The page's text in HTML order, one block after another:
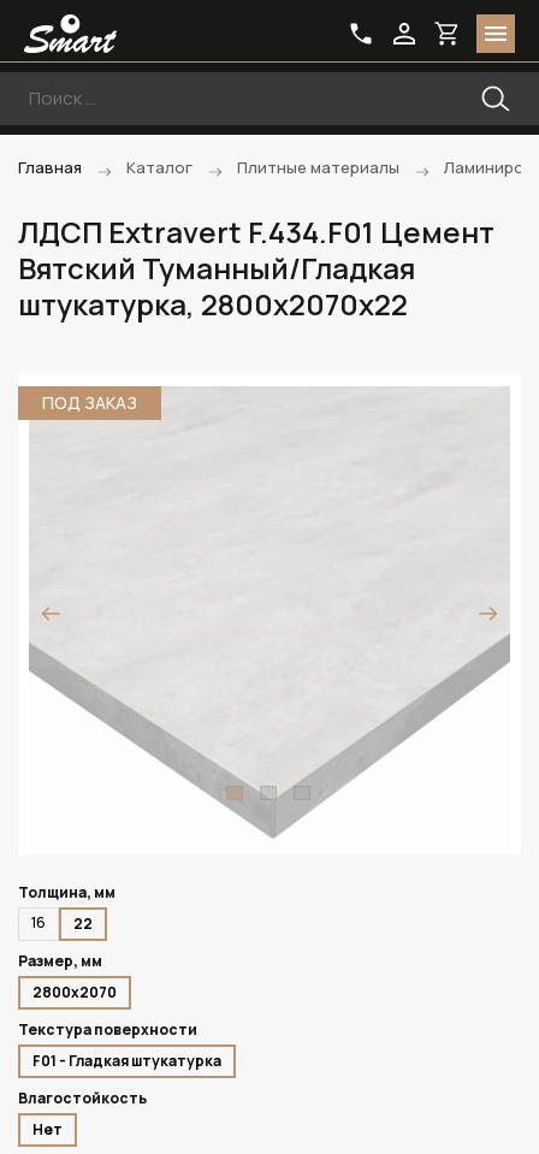
Главная Каталог Плитные материалы
ЛДСП Extravert F.434.F01 Цемент
Вятский Туманный/Гладкая
штукатурка, 2800х2070х22
ПОД ЗАКАЗ
Толщина, мм
16
22
Размер, мм
2800х2070
Текстура поверхности
F01 - Гладкая штукатурка
Влагостойкость
Нет